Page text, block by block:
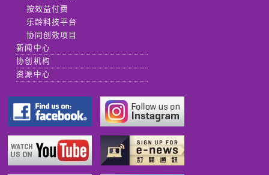
按效益付费
乐龄科技平台
协同创效项目
新闻中心
协创机构
资源中心